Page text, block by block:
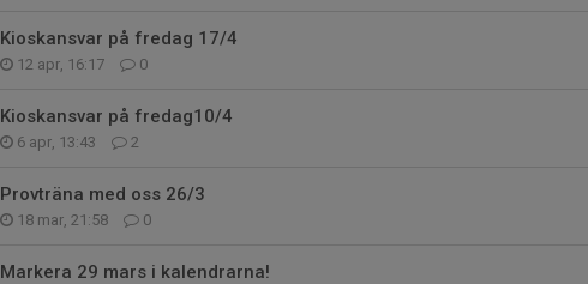
Kioskansvar på fredag 17/4
12 apr, 16:17 0
Kioskansvar på fredag10/4
6 apr, 13:43 2
Provträna med oss 26/3
18 mar, 21:58 0
Markera 29 mars i kalendrarna!